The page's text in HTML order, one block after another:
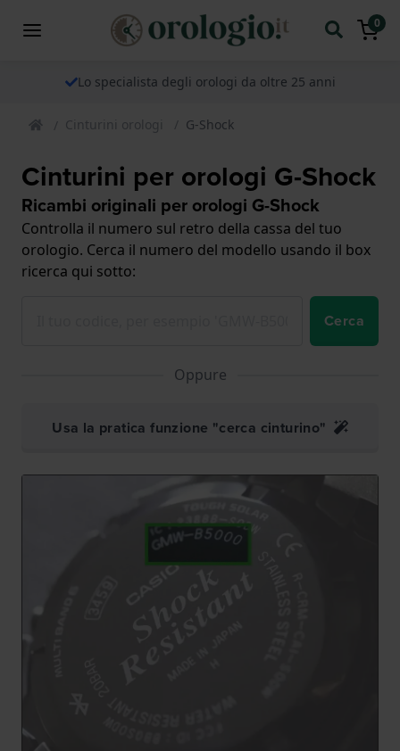
0
Lo specialista degli orologi da oltre 25 anni
Cinturini orologi G-Shock
Cinturini per orologi G-Shock
Ricambi originali per orologi G-Shock
Controlla il numero sul retro della cassa del tuo
orologio. Cerca il numero del modello usando il box
ricerca qui sotto:
Cerca
Oppure
Usa la pratica funzione "cerca cinturino"